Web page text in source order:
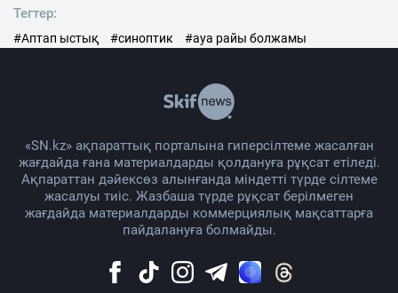
Тегтер:
#Аптап ыстық #синоптик #ауа райы болжамы
«SN.kz» ақпараттық порталына гиперсілтеме жасалған
жағдайда ғана материалдарды қолдануға рұқсат етіледі.
Ақпараттан дәйексөз алынғанда міндетті түрде сілтеме
жасалуы тиіс. Жазбаша түрде рұқсат берілмеген
жағдайда материалдарды коммерциялық мақсаттарға
пайдалануға болмайды.